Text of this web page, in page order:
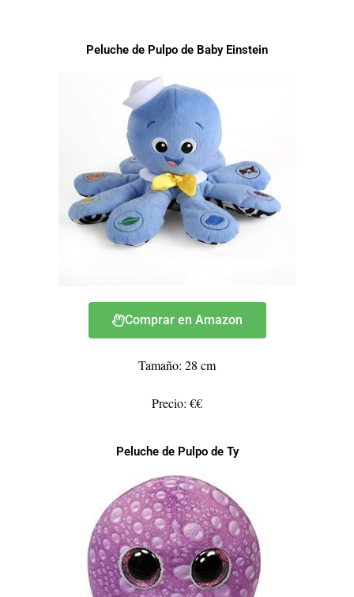
Peluche de Pulpo de Baby Einstein
Comprar en Amazon
Tamaño: 28 cm
Precio: €€
Peluche de Pulpo de Ty